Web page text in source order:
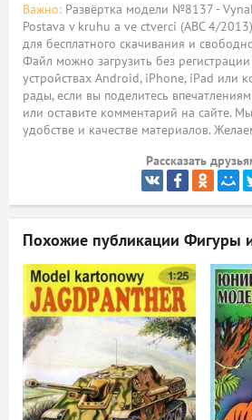
Важно: Развёртка модели №8137 -
Postava v kruhu a ve ctverci (ABC 4/
для бесплатного скачивания и
Файл можно загрузить без
устройствах Android, iPhone, iPad или
рады, если вы поделитесь
или оставите комментарий на сайте.
удобстве и качестве материалов.
Рассказать
Похожие публикации Фигуры